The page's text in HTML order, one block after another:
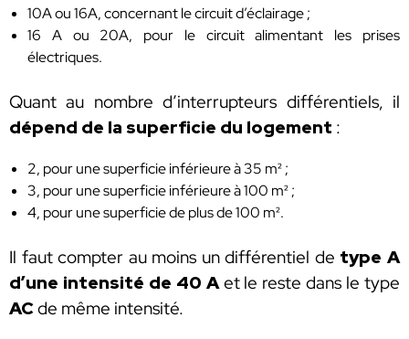
10A ou 16A, concernant le circuit d’éclairage ;
16 A ou 20A, pour le circuit alimentant les prises
électriques.
Quant au nombre d’interrupteurs différentiels, il
dépend de la superficie du logement :
2, pour une superficie inférieure à 35 m² ;
3, pour une superficie inférieure à 100 m² ;
4, pour une superficie de plus de 100 m².
Il faut compter au moins un différentiel de type A
d’une intensité de 40 Aet le reste dans le type
ACde même intensité.